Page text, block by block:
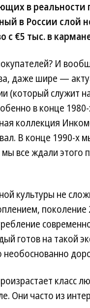
в реальности
в России слой
с €5 тыс. в
И
даже шире —
(который служит
в конце
коллекция
В конце 1990-х
все ждали этого
культуры не
поколение
готов на такой
необоснованно
класс
Они часто из